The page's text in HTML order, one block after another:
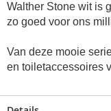
Walther Stone witis
zo goed voor ons
Van deze mooie
en toiletaccessoires